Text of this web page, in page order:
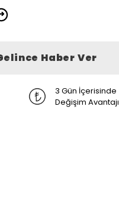
Haber Ver
3 Gün İçerisinde
Değişim Avantajı